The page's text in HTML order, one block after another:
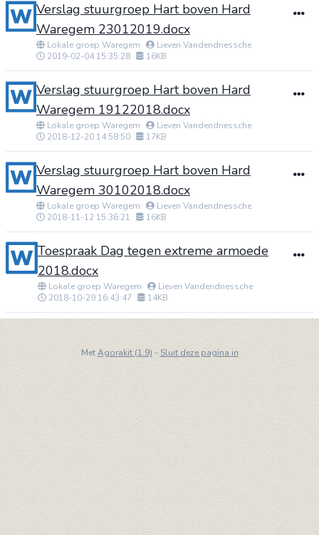
Verslag stuurgroep Hart boven Hard
Waregem 23012019.docx
Lokale groep Waregem
Lieven Vandendriessche
2019-02-04 15:35:28
16KB
Verslag stuurgroep Hart boven Hard
Waregem 19122018.docx
Lokale groep Waregem
Lieven Vandendriessche
2018-12-20 14:58:50
17KB
Verslag stuurgroep Hart boven Hard
Waregem 30102018.docx
Lokale groep Waregem
Lieven Vandendriessche
2018-11-12 15:36:21
16KB
Toespraak Dag tegen extreme armoede
2018.docx
Lokale groep Waregem
Lieven Vandendriessche
2018-10-29 16:43:47
14KB
MetAgorakit (1.9) -Sluit deze pagina in